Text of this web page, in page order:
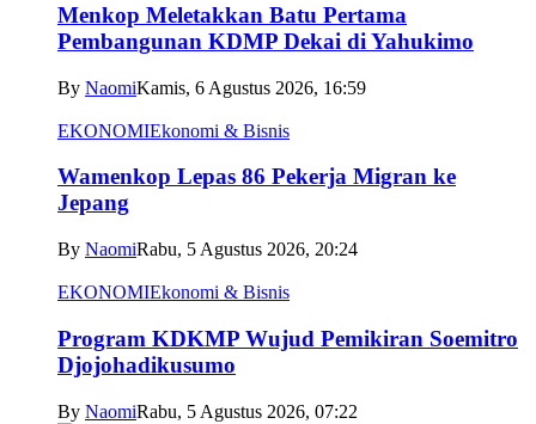
Menkop Meletakkan Batu Pertama
Pembangunan KDMP Dekai di Yahukimo
By NaomiKamis, 6 Agustus 2026, 16:59
EKONOMIEkonomi & Bisnis
Wamenkop Lepas 86 Pekerja Migran ke
Jepang
By NaomiRabu, 5 Agustus 2026, 20:24
EKONOMIEkonomi & Bisnis
Program KDKMP Wujud Pemikiran Soemitro
Djojohadikusumo
By NaomiRabu, 5 Agustus 2026, 07:22